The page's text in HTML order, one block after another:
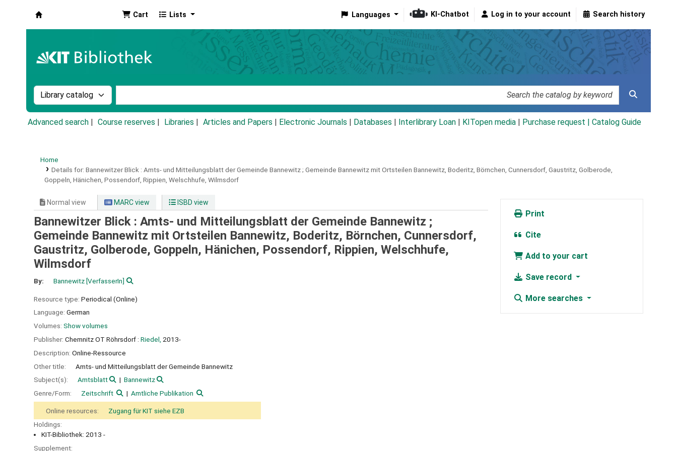
Cart Lists Languages KI-Chatbot Log in to your account Search history
Search the catalog by:
Advanced search Course reserves Libraries Articles and Papers Electronic Journals Databases Interlibrary Loan KITopen media Purchase request | Catalog Guide
Home
Details for: Bannewitzer Blick : Amts- und Mitteilungsblatt der Gemeinde Bannewitz ; Gemeinde Bannewitz mit Ortsteilen Bannewitz, Boderitz, Börnchen, Cunnersdorf, Gaustritz, Golberode,
Goppeln, Hänichen, Possendorf, Rippien, Welschhufe, Wilmsdorf
Normal view MARC view ISBD view
Bannewitzer Blick : Amts- und Mitteilungsblatt der Gemeinde Bannewitz ;
Gemeinde Bannewitz mit Ortsteilen Bannewitz, Boderitz, Börnchen, Cunnersdorf,
Gaustritz, Golberode, Goppeln, Hänichen, Possendorf, Rippien, Welschhufe,
Wilmsdorf
By: Bannewitz[VerfasserIn]
Resource type: Periodical (Online)
Language: German
Volumes: Show volumes
Publisher: Chemnitz OT Röhrsdorf : Riedel, 2013-
Description: Online-Ressource
Other title:
Amts- und Mitteilungsblatt der Gemeinde Bannewitz
Subject(s):
Amtsblatt
Bannewitz
Genre/Form:
Zeitschrift Amtliche Publikation
Online resources:
Zugang für KIT siehe EZB
Holdings:
KIT-Bibliothek: 2013 -
Supplement:
Print
Cite
Add to your cart
Save record
More searches